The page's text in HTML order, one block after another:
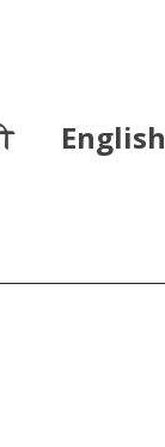
English